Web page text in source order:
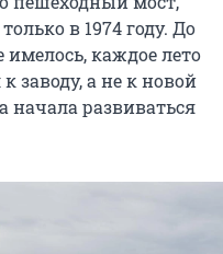
в 1974 году. До
имелось, каждое лето
заводу, а не к новой
начала развиваться